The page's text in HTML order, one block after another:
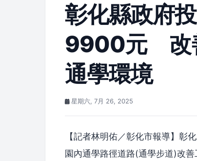
彰化縣政府
9900元 改
通學環境
星期六, 7月 26, 2025
【記者林明佑／彰化市報導】彰
園內通學路徑道路(通學步道)改